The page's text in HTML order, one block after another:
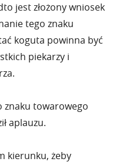
jest złożony wniosek
tego znaku
koguta powinna być
piekarzy i
znaku towarowego
aplauzu.
kierunku, żeby